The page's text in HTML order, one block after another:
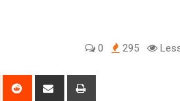
0 295
Pinterest Reddit
Share